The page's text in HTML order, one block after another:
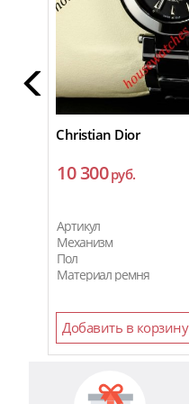
Christian Dior
10 300руб.
Артикул
Механизм
Пол
Материал ремня
Добавить в корзину